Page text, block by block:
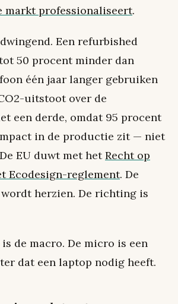
markt professionaliseert.
Een refurbished
50 procent minder dan
één jaar langer gebruiken
uitstoot over de
een derde, omdat 95 procent
in de productie zit — niet
EU duwt met hetRecht op
Ecodesign-reglement. De
herzien. De richting is
de macro. De micro is een
dat een laptop nodig heeft.